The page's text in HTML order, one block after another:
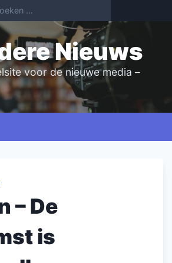
Nieuws
voor de nieuwe media –
– De
is